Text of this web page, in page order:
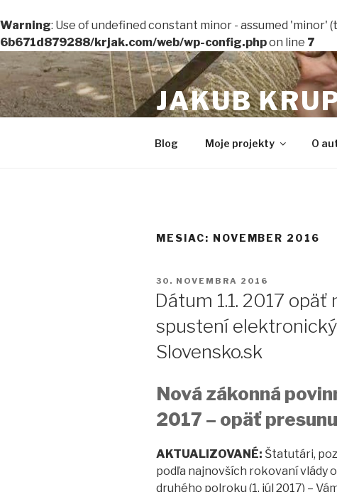
Warning: Use of undefined constant minor - assumed 'minor'
6b671d879288/krjak.com/web/wp-config.phpon line 7
Prejsť
na
obsah
JAKUB
Blog Moje projekty O
MESIAC: NOVEMBER 2016
PUBLIKOVANÉ
30. NOVEMBRA 2016
Dátum 1.1. 2017
spustení
Slovensko.sk
Nová zákonná
2017 – opäť
AKTUALIZOVANÉ: Štatutári,
podľa najnovších rokovaní vlády
druhého polroku (1. júl 2017) –